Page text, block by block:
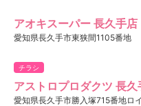
アオキスーパー 長久手店
愛知県長久手市東狭間1105番地
チラシ
アストロプロダクツ 長久
愛知県長久手市勝入塚715番地ロ